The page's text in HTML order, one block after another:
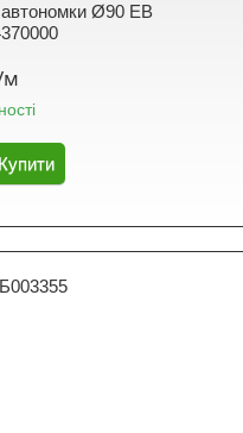
Ø90 EB
м
Купити